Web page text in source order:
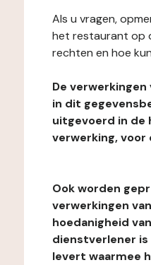
Als u vragen,
het restaurant op
rechten en hoe
De
in dit
uitgevoerd in de
verwerking, voor
Ook worden
verwerkingen
hoedanigheid
dienstverlener
levert waarmee